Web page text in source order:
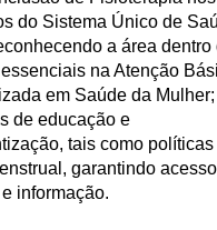
do Sistema Único de
a área dentro
na Atenção
em Saúde da
de educação e
tais como políticas
garantindo
informação.